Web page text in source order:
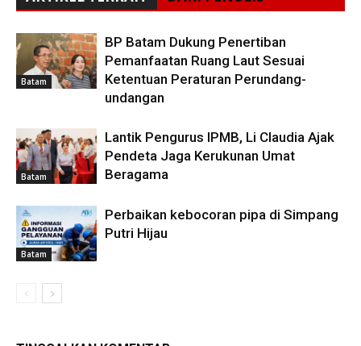
Batam
BP Batam Dukung Penertiban
Pemanfaatan Ruang Laut Sesuai
Ketentuan Peraturan Perundang-
undangan
Batam
Lantik Pengurus IPMB, Li Claudia Ajak
Pendeta Jaga Kerukunan Umat
Beragama
Batam
Perbaikan kebocoran pipa di Simpang
Putri Hijau